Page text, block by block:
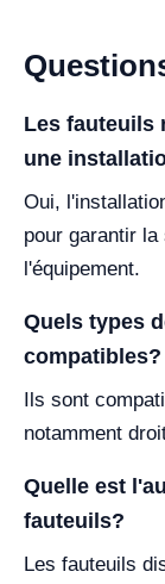
Les fauteuils
une
Oui,
pour garantir
l'équipement.
Quels types
compatibles?
Ils sont
notamment
Quelle est
fauteuils?
Les fauteuils